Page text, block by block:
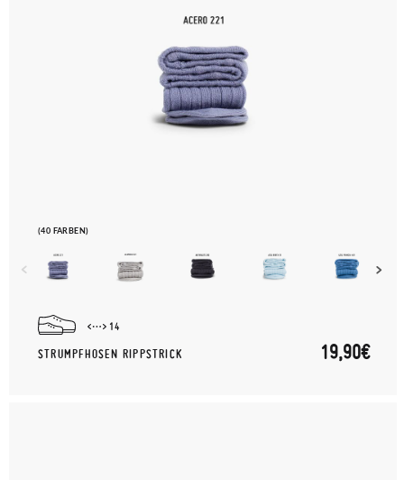
(40 FARBEN)
14
STRUMPFHOSEN RIPPSTRICK 19,90€